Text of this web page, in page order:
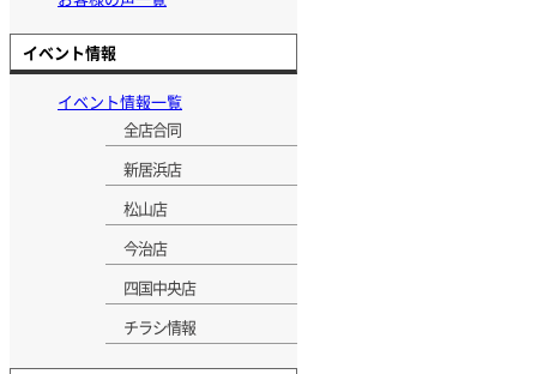
イベント情報
イベント情報一覧
全店合同
新居浜店
松山店
今治店
四国中央店
チラシ情報